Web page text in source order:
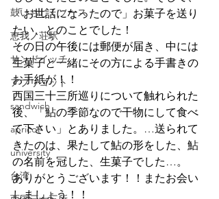
鼓いちじくソース
恵我ノ荘駅
サンドイッチ
アプリコット
sandwich
apricot
university
台湾
「お世話になったので」お菓子を送り
たい、とのことでした！
その日の午後には郵便が届き、中には
生菓子と一緒にその方による手書きの
お手紙が！！
西国三十三所巡りについて触れられた
後、「鮎の季節なので干物にして食べ
て下さい」とありました。…送られて
きたのは、果たして鮎の形をした、鮎
の名前を冠した、生菓子でした…。
ありがとうございます！！またお会い
しましょう！！